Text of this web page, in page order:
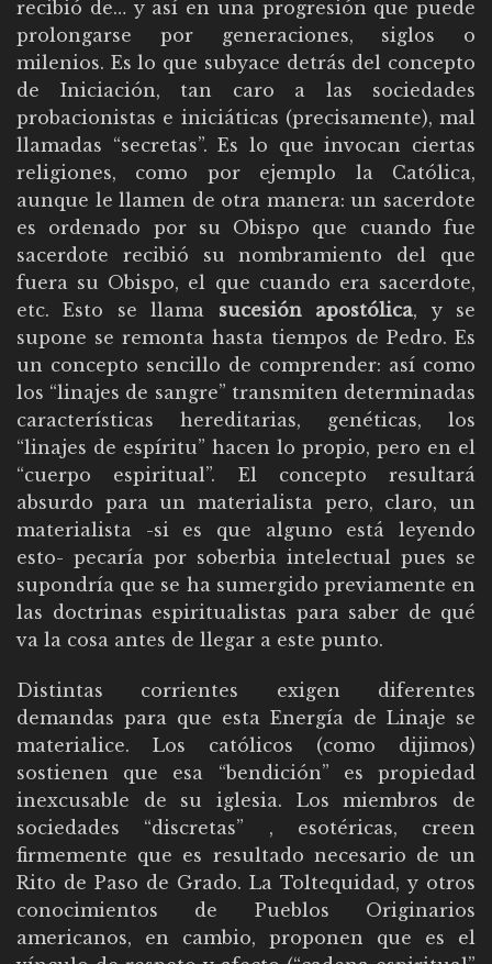
recibió de… y así en una progresión que puede
prolongarse por generaciones, siglos o
milenios. Es lo que subyace detrás del concepto
de Iniciación, tan caro a las sociedades
probacionistas e iniciáticas (precisamente), mal
llamadas “secretas”. Es lo que invocan ciertas
religiones, como por ejemplo la Católica,
aunque le llamen de otra manera: un sacerdote
es ordenado por su Obispo que cuando fue
sacerdote recibió su nombramiento del que
fuera su Obispo, el que cuando era sacerdote,
etc. Esto se llama sucesión apostólica, y se
supone se remonta hasta tiempos de Pedro. Es
un concepto sencillo de comprender: así como
los “linajes de sangre” transmiten determinadas
características hereditarias, genéticas, los
“linajes de espíritu” hacen lo propio, pero en el
“cuerpo espiritual”. El concepto resultará
absurdo para un materialista pero, claro, un
materialista -si es que alguno está leyendo
esto- pecaría por soberbia intelectual pues se
supondría que se ha sumergido previamente en
las doctrinas espiritualistas para saber de qué
va la cosa antes de llegar a este punto.
Distintas corrientes exigen diferentes
demandas para que esta Energía de Linaje se
materialice. Los católicos (como dijimos)
sostienen que esa “bendición” es propiedad
inexcusable de su iglesia. Los miembros de
sociedades “discretas” , esotéricas, creen
firmemente que es resultado necesario de un
Rito de Paso de Grado. La Toltequidad, y otros
conocimientos de Pueblos Originarios
americanos, en cambio, proponen que es el